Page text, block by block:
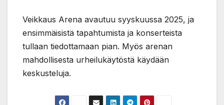
Veikkaus Arena avautuu syyskuussa 2025, ja
ensimmäisistä tapahtumista ja konserteista
tullaan tiedottamaan pian. Myös arenan
mahdollisesta urheilukäytöstä käydään
keskusteluja.